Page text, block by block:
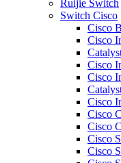
Ruijie Switch
Switch Cisco
Cisco
Cisco
Cisco
Cisco
Cisco
Cisco
Cisco
Cisco
Cisco